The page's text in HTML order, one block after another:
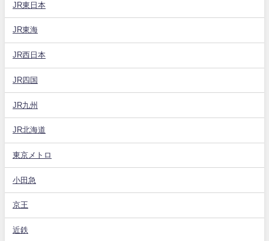
JR東日本
JR東海
JR西日本
JR四国
JR九州
JR北海道
東京メトロ
小田急
京王
近鉄